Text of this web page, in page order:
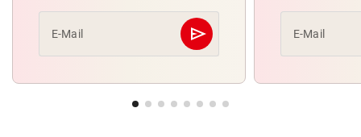
E-Mail send
Abschicken E-Mail